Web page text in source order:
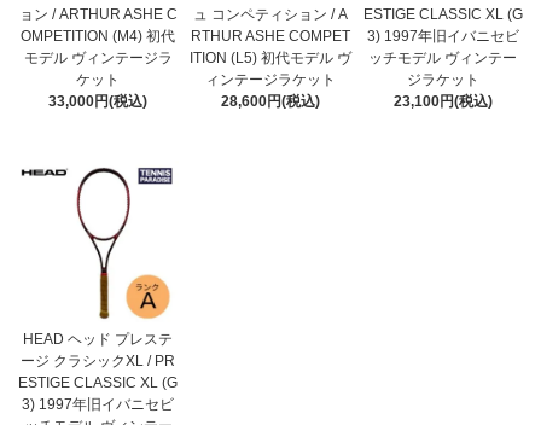
ョン / ARTHUR ASHE C
OMPETITION (M4) 初代
モデル ヴィンテージラ
ケット
33,000円(税込)
ュ コンペティション / A
RTHUR ASHE COMPET
ITION (L5) 初代モデル ヴ
ィンテージラケット
28,600円(税込)
ESTIGE CLASSIC XL (G
3) 1997年旧イバニセビ
ッチモデル ヴィンテー
ジラケット
23,100円(税込)
HEAD ヘッド プレステ
ージ クラシックXL / PR
ESTIGE CLASSIC XL (G
3) 1997年旧イバニセビ